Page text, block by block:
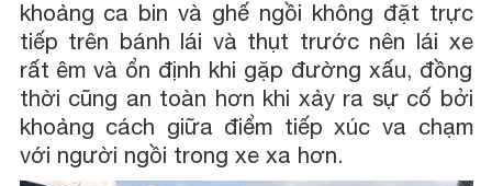
khoảng ca bin và ghế ngồi không đặt trực
tiếp trên bánh lái và thụt trước nên lái xe
rất êm và ổn định khi gặp đường xấu, đồng
thời cũng an toàn hơn khi xảy ra sự cố bởi
khoảng cách giữa điểm tiếp xúc va chạm
với người ngồi trong xe xa hơn.